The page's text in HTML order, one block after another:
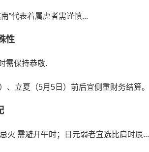
”代表着属虎者需谨慎...
性
需保持恭敬.
、立夏（5月5日）前后宜侧重财务结算。
火 需避开午时；日元弱者宜选比肩时辰...